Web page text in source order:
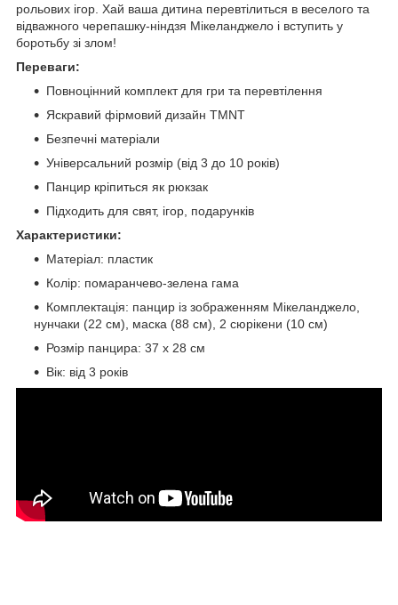
рольових ігор. Хай ваша дитина перевтілиться в веселого та
відважного черепашку-ніндзя Мікеланджело і вступить у
боротьбу зі злом!
Переваги:
Повноцінний комплект для гри та перевтілення
Яскравий фірмовий дизайн TMNT
Безпечні матеріали
Універсальний розмір (від 3 до 10 років)
Панцир кріпиться як рюкзак
Підходить для свят, ігор, подарунків
Характеристики:
Матеріал: пластик
Колір: помаранчево-зелена гама
Комплектація: панцир із зображенням Мікеланджело,
нунчаки (22 см), маска (88 см), 2 сюрікени (10 см)
Розмір панцира: 37 х 28 см
Вік: від 3 років